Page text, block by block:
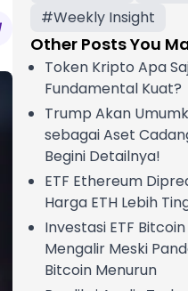
#Weekly Insight
Other Posts You
Token Kripto Apa
Fundamental Kuat?
Trump Akan
sebagai Aset
Begini Detailnya!
ETF Ethereum
Harga ETH Lebih
Investasi ETF
Mengalir Meski
Bitcoin Menurun